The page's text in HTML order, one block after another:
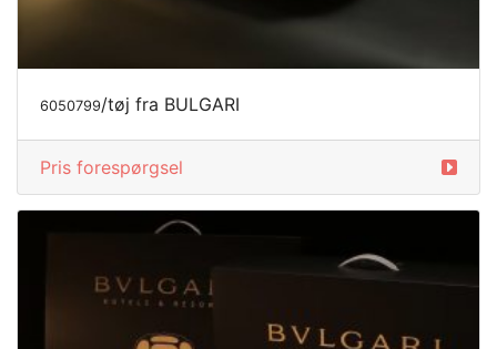
6050799/tøj fra BULGARI
Pris forespørgsel